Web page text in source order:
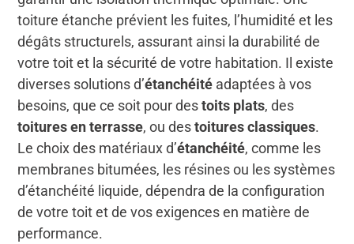
toiture étanche prévient les fuites, l’humidité et les
dégâts structurels, assurant ainsi la durabilité de
votre toit et la sécurité de votre habitation. Il existe
diverses solutions d’étanchéité adaptées à vos
besoins, que ce soit pour destoits plats, des
toitures en terrasse, ou destoitures classiques.
Le choix des matériaux d’étanchéité, comme les
membranes bitumées, les résines ou les systèmes
d’étanchéité liquide, dépendra de la configuration
de votre toit et de vos exigences en matière de
performance.